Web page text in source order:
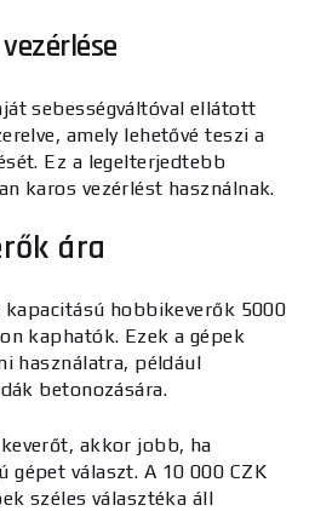
sebességváltóval ellátott
amely lehetővé teszi a
Ez a legelterjedtebb
karos vezérlést használnak.
ára
hobbikeverők 5000
kaphatók. Ezek a gépek
használatra, például
betonozására.
akkor jobb, ha
gépet választ. A 10 000 CZK
széles választéka áll